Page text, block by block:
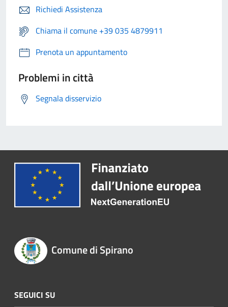
Richiedi Assistenza
Chiama il comune +39 035 4879911
Prenota un appuntamento
Problemi in città
Segnala disservizio
Comune di Spirano
SEGUICI SU